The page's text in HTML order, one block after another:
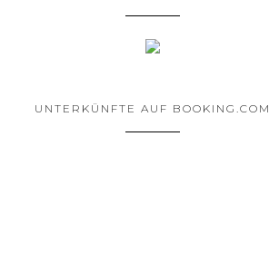
UNTERKÜNFTE AUF BOOKING.COM